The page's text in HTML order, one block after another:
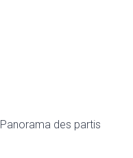
Panorama des partis